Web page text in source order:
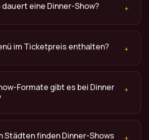
dauert eine Dinner-Show? +
im Ticketpreis enthalten? +
Formate gibt es bei Dinner
+
Städten finden Dinner-Shows